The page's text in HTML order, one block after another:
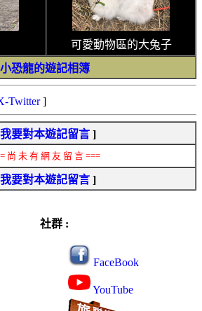
可愛動物區的大兔子
小恐龍的遊記相簿
Twitter]
我要對本遊記留言 ]
尚 未 有 網 友 留 言 ===
我要對本遊記留言 ]
社群 :
FaceBook
YouTube